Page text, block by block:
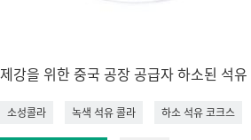
제강을 위한 중국 공장 공급자 하소된 석유
소성콜라 녹색 석유 콜라 하소 석유 코크스